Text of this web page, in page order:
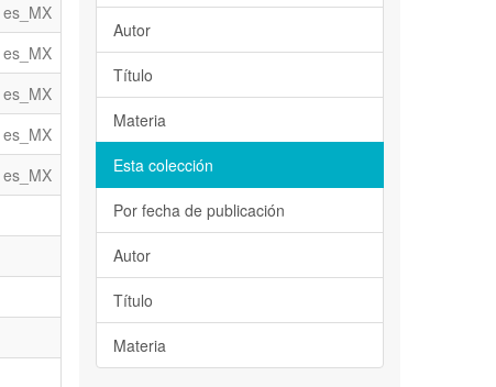
es_MX
es_MX
es_MX
es_MX
es_MX
Autor
Título
Materia
Esta colección
Por fecha de publicación
Autor
Título
Materia